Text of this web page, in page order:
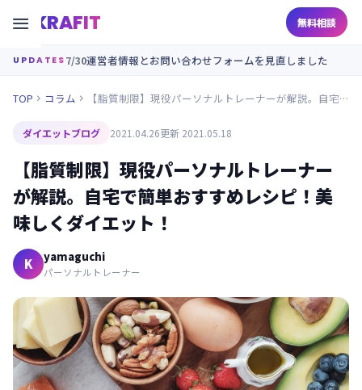
KRAFIT 無料相談

UPDATES 7/30運営者情報とお問い合わせフォームを見直しました
TOP  コラム  【脂質制限】現役パーソナルトレーナーが解説。自宅で簡単おすすめレシピ！美味しくダイエット！
ダイエットブログ 2021.04.26更新 2021.05.18
【脂質制限】現役パーソナルトレーナー
が解説。自宅で簡単おすすめレシピ！美
味しくダイエット！
K yamaguchi
パーソナルトレーナー